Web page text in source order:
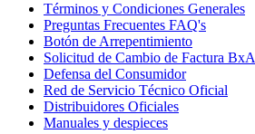
Términos y Condiciones Generales
Preguntas Frecuentes FAQ's
Botón de Arrepentimiento
Solicitud de Cambio de Factura BxA
Defensa del Consumidor
Red de Servicio Técnico Oficial
Distribuidores Oficiales
Manuales y despieces